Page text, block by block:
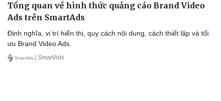
Tổng quan về hình thức quảng cáo Brand Video
Ads trên SmartAds
Định nghĩa, vị trí hiển thị, quy cách nội dung, cách thiết lập và tối
ưu Brand Video Ads.
| SmartAds